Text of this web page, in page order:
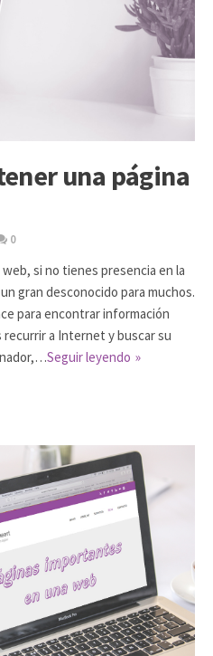
una página
0
si no tienes presencia en la
gran desconocido para muchos.
para encontrar información
a Internet y buscar su
Seguir leyendo